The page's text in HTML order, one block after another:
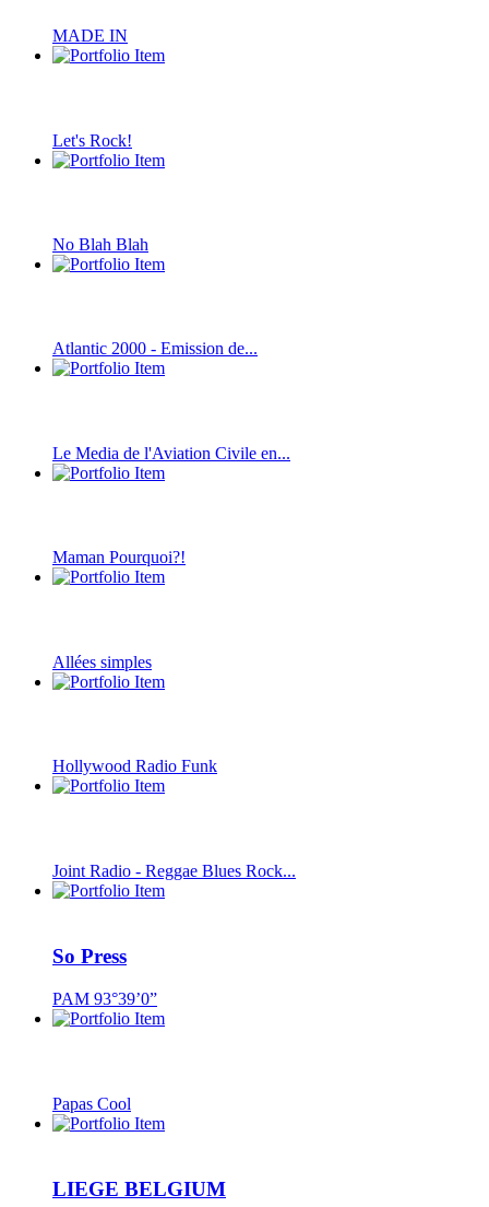
MADE IN
Let's Rock!
No Blah Blah
Atlantic 2000 - Emission de...
Le Media de l'Aviation Civile en...
Maman Pourquoi?!
Allées simples
Hollywood Radio Funk
Joint Radio - Reggae Blues Rock...
So Press
PAM 93°39’0”
Papas Cool
LIEGE BELGIUM